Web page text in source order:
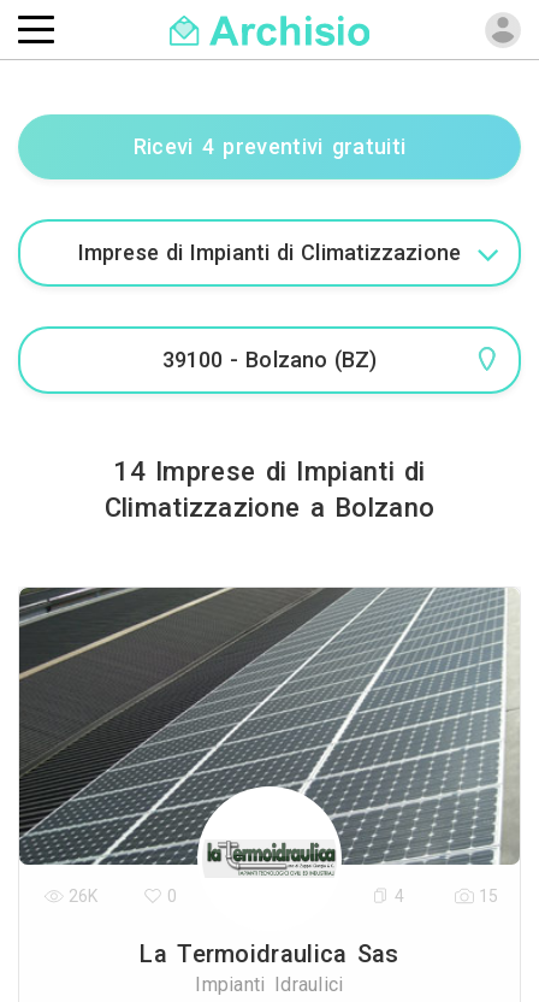
Ricevi 4 preventivi gratuiti
14 Imprese di Impianti di
Climatizzazione a Bolzano
La Termoidraulica Sas
Impianti Idraulici
26K 0 4 15